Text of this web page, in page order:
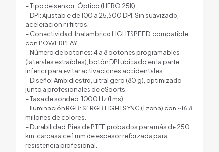
– Tipo de sensor: Óptico (HERO 25K).
– DPI: Ajustable de 100 a 25,600 DPI. Sin suavizado,
aceleración ni filtros.
– Conectividad: Inalámbrico LIGHTSPEED, compatible
con POWERPLAY.
– Número de botones: 4 a 8 botones programables
(laterales extraíbles), botón DPI ubicado en la parte
inferior para evitar activaciones accidentales.
– Diseño: Ambidiestro, ultraligero (80 g), optimizado
junto a profesionales de eSports.
– Tasa de sondeo: 1000 Hz (1 ms).
– Iluminación RGB: Sí, RGB LIGHTSYNC (1 zona) con ~16.8
millones de colores.
– Durabilidad: Pies de PTFE probados para más de 250
km, carcasa de 1 mm de espesor reforzada para
resistencia profesional.